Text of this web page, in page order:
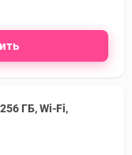
ГБ, Wi-Fi,